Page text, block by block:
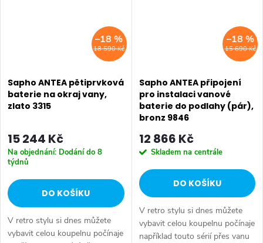
18 590 Kč
–18 %
Sapho ANTEA pětiprvková
baterie na okraj vany,
zlato 3315
15 244 Kč
Na objednání: Dodání do 8
týdnů
DO KOŠÍKU
V retro stylu si dnes můžete
vybavit celou koupelnu počínaje
15 690 Kč
–18 %
Sapho ANTEA připojení
pro instalaci vanové
baterie do podlahy (pár),
bronz 9846
12 866 Kč
Skladem na centrále
DO KOŠÍKU
V retro stylu si dnes můžete
vybavit celou koupelnu počínaje
například touto sérií přes vanu